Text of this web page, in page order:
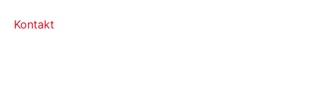
Kontakt